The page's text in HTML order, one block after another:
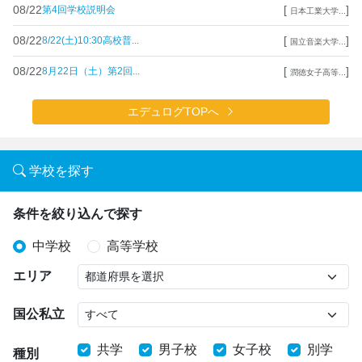
08/22第4回学校説明会 [ 日本工業大学... ]
08/228/22(土)10:30高校普... [ 国立音楽大学... ]
08/228月22日（土）第2回... [ 潤徳女子高等... ]
エデュログTOPへ
学校を探す
条件を絞り込んで探す
中学校 高等学校
エリア
国公私立
種別 共学 男子校 女子校 別学